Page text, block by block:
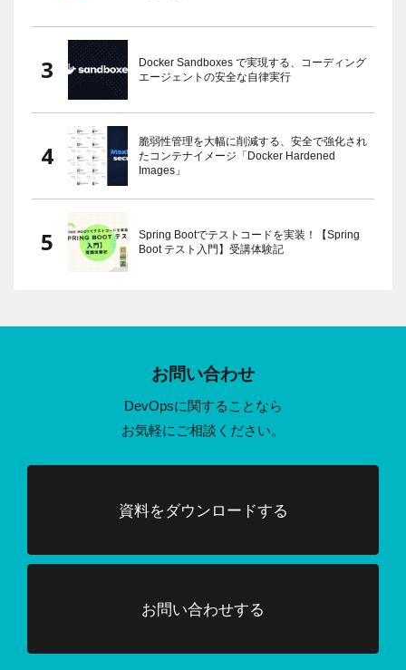
Docker Sandboxes で実現する、コーディング
エージェントの安全な自律実行
脆弱性管理を大幅に削減する、安全で強化され
たコンテナイメージ「Docker Hardened
Images」
Spring Bootでテストコードを実装！【Spring
Boot テスト入門】受講体験記
お問い合わせ
DevOpsに関することなら
お気軽にご相談ください。
資料をダウンロードする
お問い合わせする